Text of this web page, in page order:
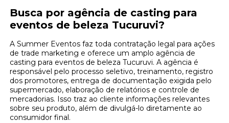
Busca por agência de casting para
eventos de beleza Tucuruvi?
A Summer Eventos faz toda contratação legal para ações
de trade marketing e oferece um amplo agência de
casting para eventos de beleza Tucuruvi. A agência é
responsável pelo processo seletivo, treinamento, registro
dos promotores, entrega de documentação exigida pelo
supermercado, elaboração de relatórios e controle de
mercadorias. Isso traz ao cliente informações relevantes
sobre seu produto, além de divulgá-lo diretamente ao
consumidor final.